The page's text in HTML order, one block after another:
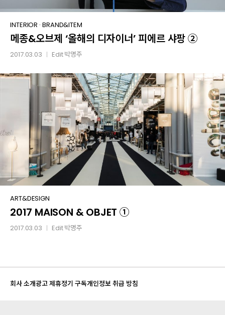
메종
&
오브제
디자이너’
INTERIOR · BRAND&ITEM
메종&오브제 ‘올해의 디자이너’ 피에르 샤팡 ②
2017.03.03 Edit박명주
2017
MAISON
&
ART&DESIGN
2017 MAISON & OBJET ①
2017.03.03 Edit박명주
회사 소개광고 제휴정기 구독개인정보 취급 방침